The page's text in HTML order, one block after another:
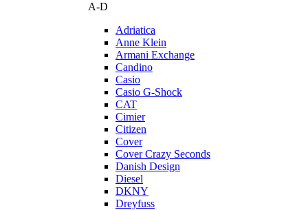
A-D
Adriatica
Anne Klein
Armani Exchange
Candino
Casio
Casio G-Shock
CAT
Cimier
Citizen
Cover
Cover Crazy Seconds
Danish Design
Diesel
DKNY
Dreyfuss